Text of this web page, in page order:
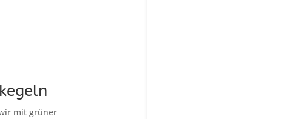
mit grüner